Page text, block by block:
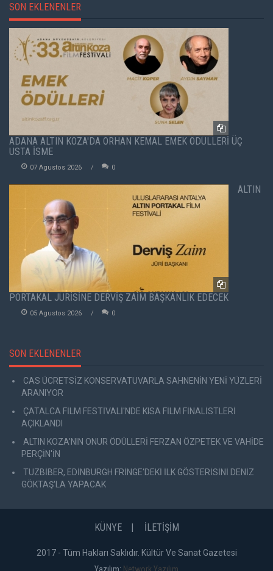
SON EKLENENLER
ADANA ALTIN KOZA'DA ORHAN KEMAL EMEK ÖDÜLLERİ ÜÇ
USTA İSME
07 Agustos 2026 0
ALTIN
PORTAKAL JÜRİSİNE DERVİŞ ZAİM BAŞKANLIK EDECEK
05 Agustos 2026 0
SON EKLENENLER
CAS ÜCRETSİZ KONSERVATUVARLA SAHNENİN YENİ YÜZLERİ
ARANIYOR
ÇATALCA FİLM FESTİVALİ'NDE KISA FİLM FİNALİSTLERİ
AÇIKLANDI
ALTIN KOZA'NIN ONUR ÖDÜLLERİ FERZAN ÖZPETEK VE VAHİDE
PERÇİN'İN
TUZBİBER, EDİNBURGH FRİNGE'DEKİ İLK GÖSTERİSİNİ DENİZ
GÖKTAŞ'LA YAPACAK
KÜNYE İLETİŞİM
2017 - Tüm Hakları Saklıdır. Kültür Ve Sanat Gazetesi